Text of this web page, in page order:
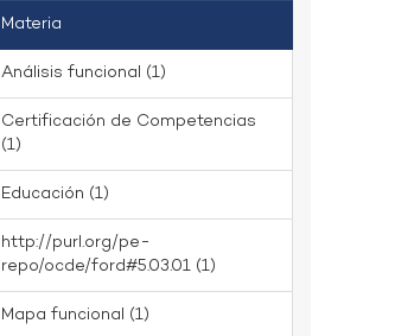
Materia
Análisis funcional (1)
Certificación de Competencias
(1)
Educación (1)
http://purl.org/pe-
repo/ocde/ford#5.03.01 (1)
Mapa funcional (1)